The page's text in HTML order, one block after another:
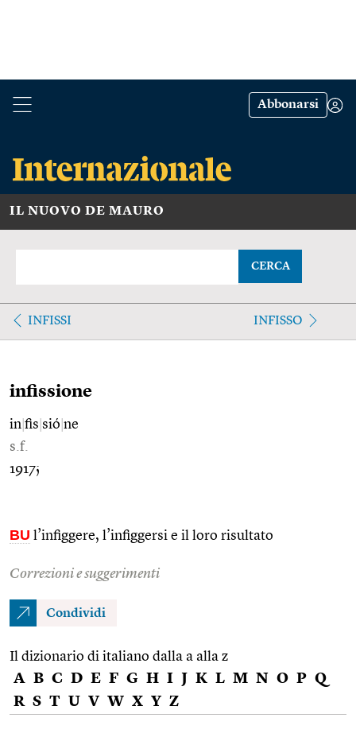
Abbonarsi
IL NUOVO DE MAURO
CERCA
INFISSI INFISSO
infissione
in fis sió ne
s.f.
1917;
BU l’infiggere, l’infiggersi e il loro risultato
Correzioni e suggerimenti
Condividi
Il dizionario di italiano dalla a alla z
A B C D E F G H I J K L M N O P Q
R S T U V W X Y Z